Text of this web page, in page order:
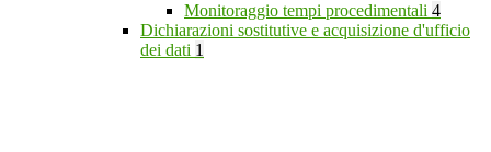
Monitoraggio tempi procedimentali 4
Dichiarazioni sostitutive e acquisizione d'ufficio
dei dati 1